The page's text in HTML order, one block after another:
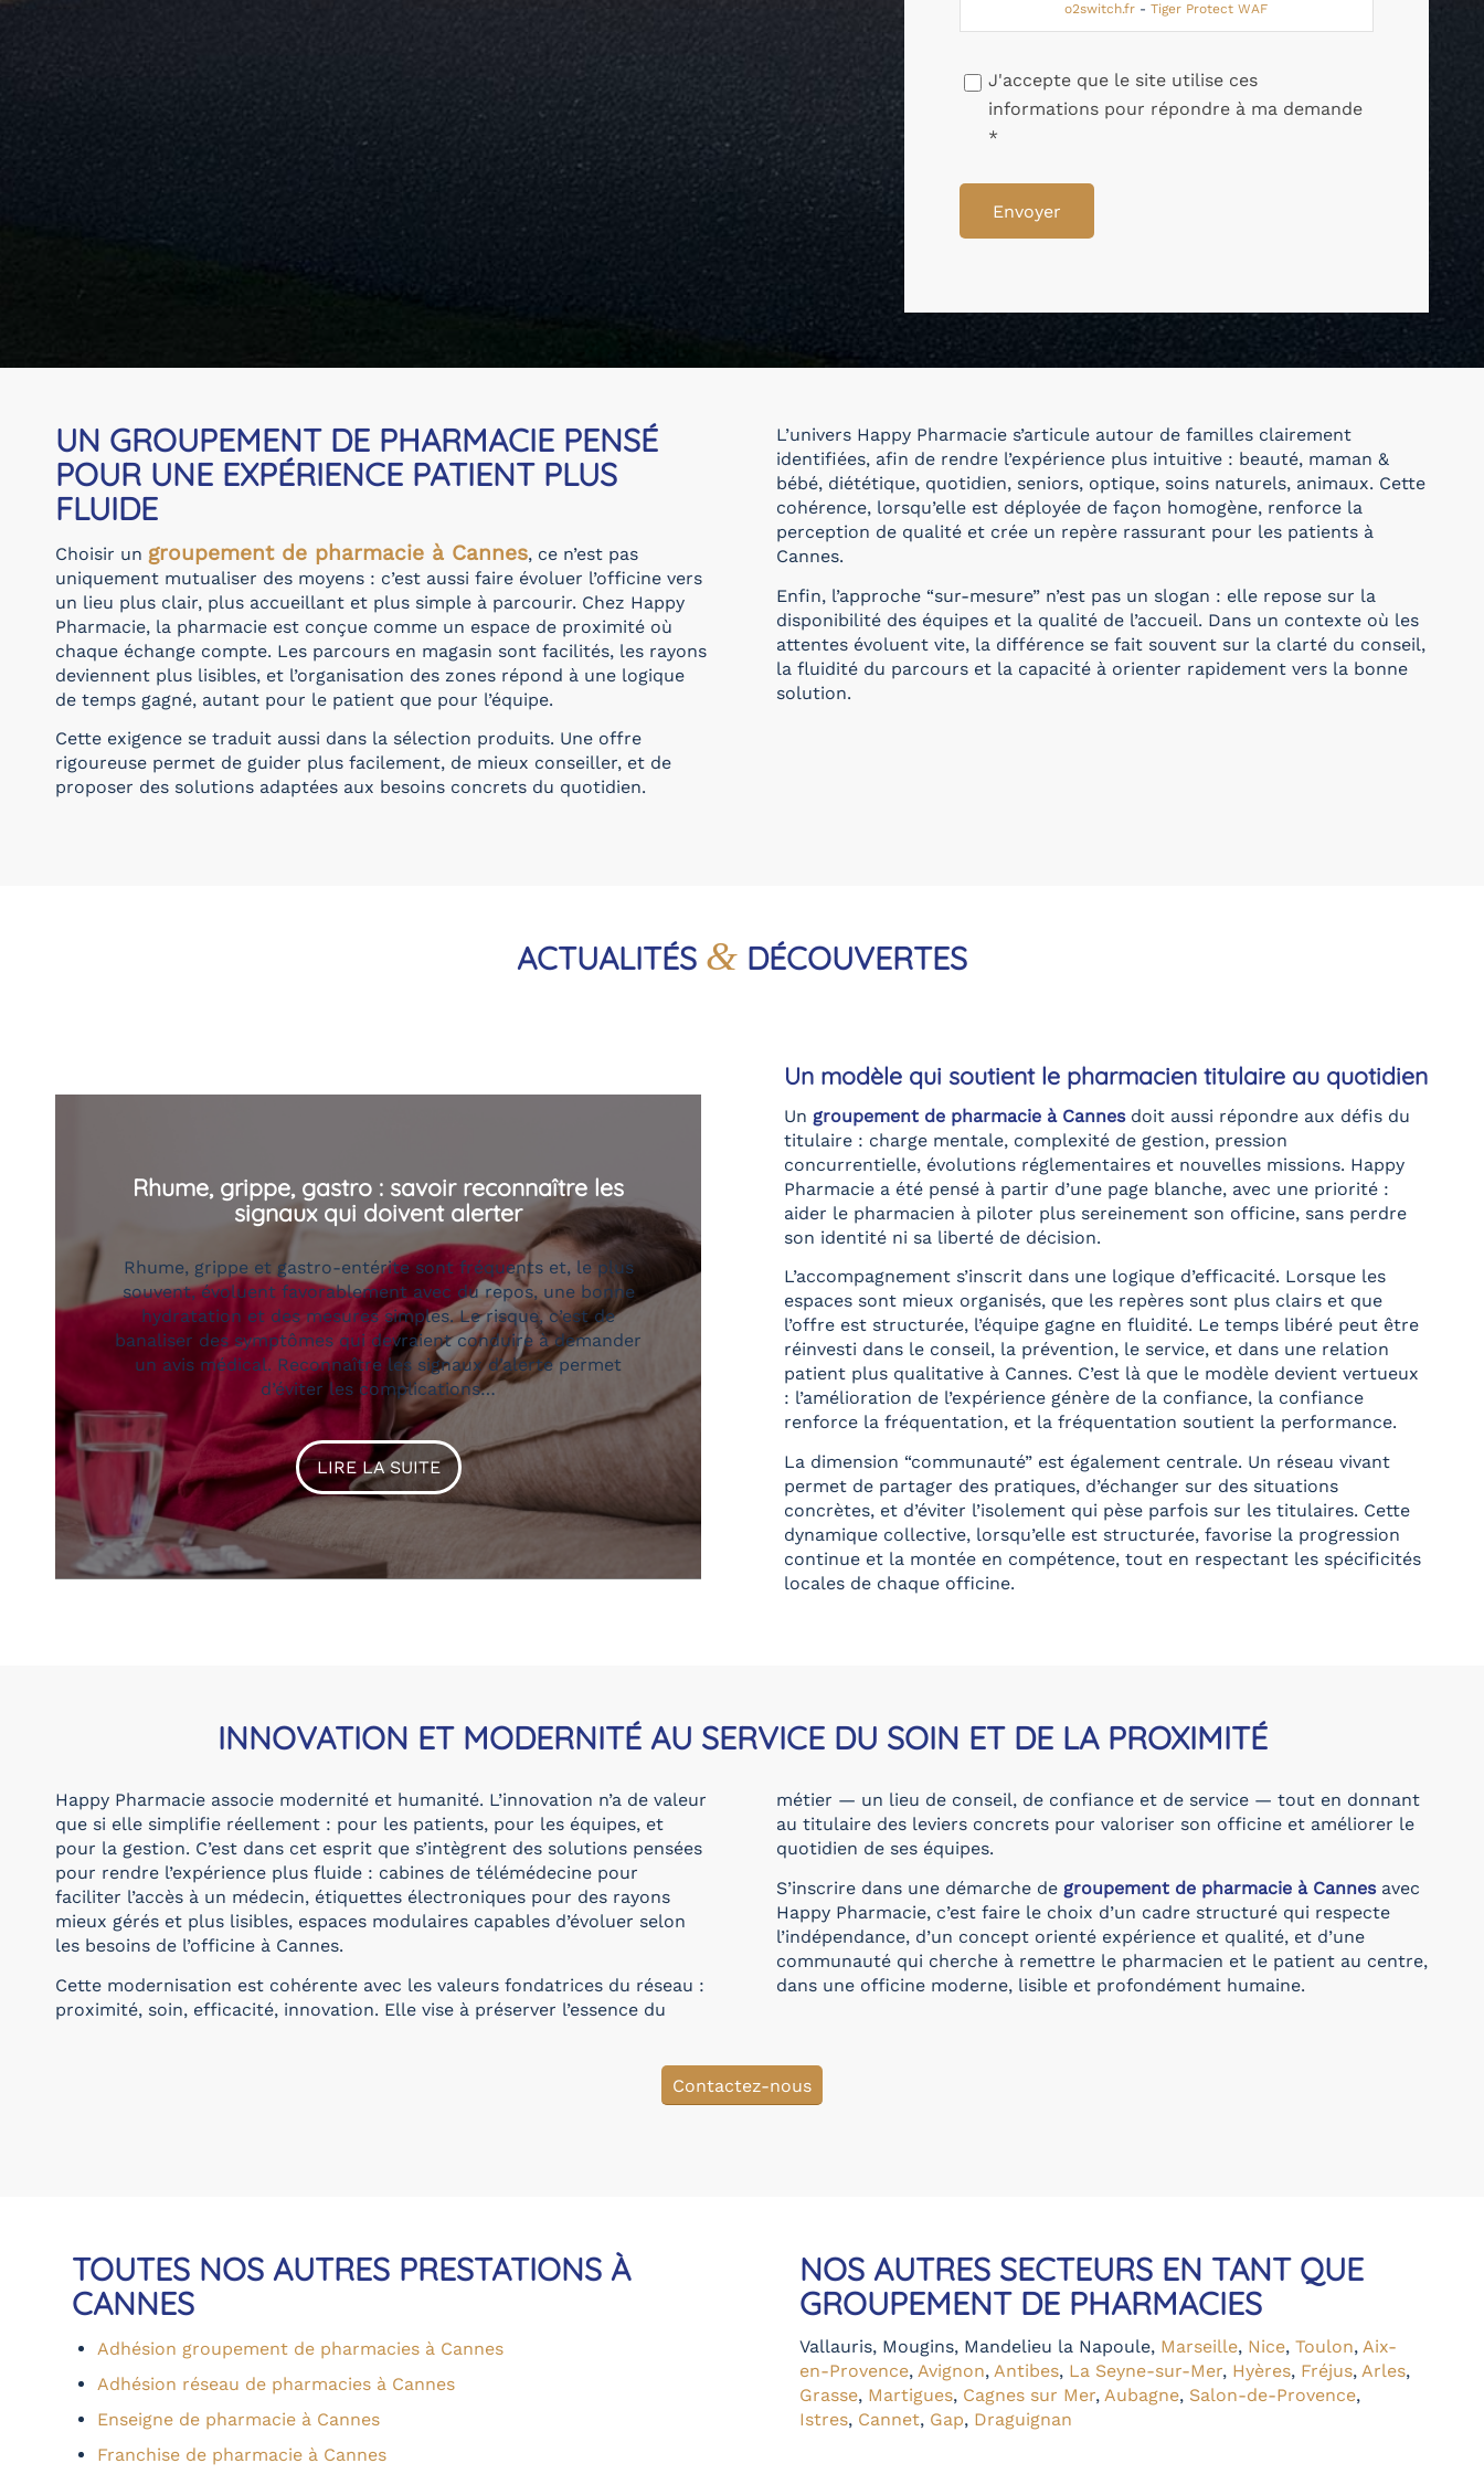
o2switch.fr -Tiger Protect WAF
J'accepte que le site utilise ces
informations pour répondre à ma demande
*
Envoyer
UN GROUPEMENT DE PHARMACIE PENSÉ
POUR UNE EXPÉRIENCE PATIENT PLUS
FLUIDE
Choisir un groupement de pharmacie à Cannes, ce n’est pas
uniquement mutualiser des moyens : c’est aussi faire évoluer l’officine vers
un lieu plus clair, plus accueillant et plus simple à parcourir. Chez Happy
Pharmacie, la pharmacie est conçue comme un espace de proximité où
chaque échange compte. Les parcours en magasin sont facilités, les rayons
deviennent plus lisibles, et l’organisation des zones répond à une logique
de temps gagné, autant pour le patient que pour l’équipe.
Cette exigence se traduit aussi dans la sélection produits. Une offre
rigoureuse permet de guider plus facilement, de mieux conseiller, et de
proposer des solutions adaptées aux besoins concrets du quotidien.
L’univers Happy Pharmacie s’articule autour de familles clairement
identifiées, afin de rendre l’expérience plus intuitive : beauté, maman &
bébé, diététique, quotidien, seniors, optique, soins naturels, animaux. Cette
cohérence, lorsqu’elle est déployée de façon homogène, renforce la
perception de qualité et crée un repère rassurant pour les patients à
Cannes.
Enfin, l’approche “sur-mesure” n’est pas un slogan : elle repose sur la
disponibilité des équipes et la qualité de l’accueil. Dans un contexte où les
attentes évoluent vite, la différence se fait souvent sur la clarté du conseil,
la fluidité du parcours et la capacité à orienter rapidement vers la bonne
solution.
ACTUALITÉS & DÉCOUVERTES
Allergies saisonnières : se préparer avant que ça
démarre
Les allergies saisonnières reviennent souvent au même
moment chaque année et peuvent gâcher plusieurs semaines
si l’on attend l’apparition des symptômes pour agir. Se
préparer en amont permet généralement de réduire
l’intensité des crises, d’améliorer le confort au quotidien et
de limiter la fatigue liée…
LIRE LA SUITE
Un modèle qui soutient le pharmacien titulaire au quotidien
Un groupement de pharmacie à Cannesdoit aussi répondre aux défis du
titulaire : charge mentale, complexité de gestion, pression
concurrentielle, évolutions réglementaires et nouvelles missions. Happy
Pharmacie a été pensé à partir d’une page blanche, avec une priorité :
aider le pharmacien à piloter plus sereinement son officine, sans perdre
son identité ni sa liberté de décision.
L’accompagnement s’inscrit dans une logique d’efficacité. Lorsque les
espaces sont mieux organisés, que les repères sont plus clairs et que
l’offre est structurée, l’équipe gagne en fluidité. Le temps libéré peut être
réinvesti dans le conseil, la prévention, le service, et dans une relation
patient plus qualitative à Cannes. C’est là que le modèle devient vertueux
: l’amélioration de l’expérience génère de la confiance, la confiance
renforce la fréquentation, et la fréquentation soutient la performance.
La dimension “communauté” est également centrale. Un réseau vivant
permet de partager des pratiques, d’échanger sur des situations
concrètes, et d’éviter l’isolement qui pèse parfois sur les titulaires. Cette
dynamique collective, lorsqu’elle est structurée, favorise la progression
continue et la montée en compétence, tout en respectant les spécificités
locales de chaque officine.
INNOVATION ET MODERNITÉ AU SERVICE DU SOIN ET DE LA PROXIMITÉ
Happy Pharmacie associe modernité et humanité. L’innovation n’a de valeur
que si elle simplifie réellement : pour les patients, pour les équipes, et
pour la gestion. C’est dans cet esprit que s’intègrent des solutions pensées
pour rendre l’expérience plus fluide : cabines de télémédecine pour
faciliter l’accès à un médecin, étiquettes électroniques pour des rayons
mieux gérés et plus lisibles, espaces modulaires capables d’évoluer selon
les besoins de l’officine à Cannes.
Cette modernisation est cohérente avec les valeurs fondatrices du réseau :
proximité, soin, efficacité, innovation. Elle vise à préserver l’essence du
métier — un lieu de conseil, de confiance et de service — tout en donnant
au titulaire des leviers concrets pour valoriser son officine et améliorer le
quotidien de ses équipes.
S’inscrire dans une démarche de groupement de pharmacie à Cannesavec
Happy Pharmacie, c’est faire le choix d’un cadre structuré qui respecte
l’indépendance, d’un concept orienté expérience et qualité, et d’une
communauté qui cherche à remettre le pharmacien et le patient au centre,
dans une officine moderne, lisible et profondément humaine.
Contactez-nous
TOUTES NOS AUTRES PRESTATIONS À
CANNES
Adhésion groupement de pharmacies à Cannes
Adhésion réseau de pharmacies à Cannes
Enseigne de pharmacie à Cannes
Franchise de pharmacie à Cannes
NOS AUTRES SECTEURS EN TANT QUE
GROUPEMENT DE PHARMACIES
Vallauris, Mougins, Mandelieu la Napoule, Marseille, Nice,Toulon,Aix-
en-Provence,Avignon,Antibes, La Seyne-sur-Mer, Hyères, Fréjus,Arles,
Grasse, Martigues, Cagnes sur Mer,Aubagne, Salon-de-Provence,
Istres, Cannet, Gap, Draguignan